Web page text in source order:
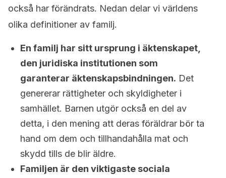
också har förändrats. Nedan delar vi världens
olika definitioner av familj.
En familj har sitt ursprung i äktenskapet,
den juridiska institutionen som
garanterar äktenskapsbindningen. Det
genererar rättigheter och skyldigheter i
samhället. Barnen utgör också en del av
detta, i den mening att deras föräldrar bör ta
hand om dem och tillhandahålla mat och
skydd tills de blir äldre.
Familjen är den viktigaste sociala